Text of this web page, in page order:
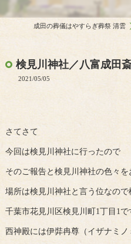
成田の葬儀はやすらぎ葬祭 清雲
検見川神社／八富成田
2021/05/05
さてさて
今回は検見川神社に行ったので
そのご報告と検見川神社の色々
場所は検見川神社と言う位なの
千葉市花見川区検見川町1丁目1で
西神殿には伊弉冉尊（イザナミノ